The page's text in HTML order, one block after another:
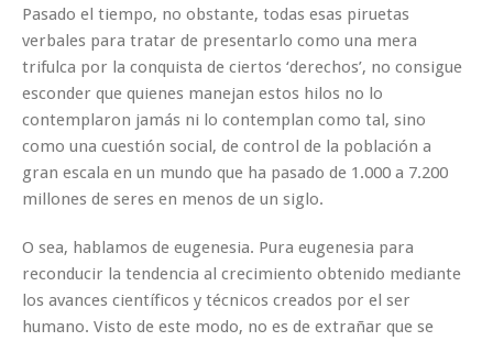
Pasado el tiempo, no obstante, todas esas piruetas
verbales para tratar de presentarlo como una mera
trifulca por la conquista de ciertos ‘derechos’, no consigue
esconder que quienes manejan estos hilos no lo
contemplaron jamás ni lo contemplan como tal, sino
como una cuestión social, de control de la población a
gran escala en un mundo que ha pasado de 1.000 a 7.200
millones de seres en menos de un siglo.
O sea, hablamos de eugenesia. Pura eugenesia para
reconducir la tendencia al crecimiento obtenido mediante
los avances científicos y técnicos creados por el ser
humano. Visto de este modo, no es de extrañar que se